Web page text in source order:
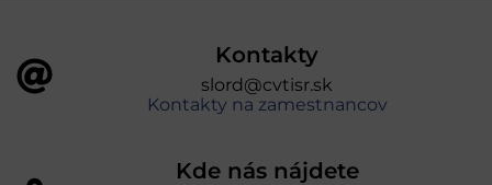
Kontakty
slord@cvtisr.sk
Kontakty na zamestnancov
Kde nás nájdete